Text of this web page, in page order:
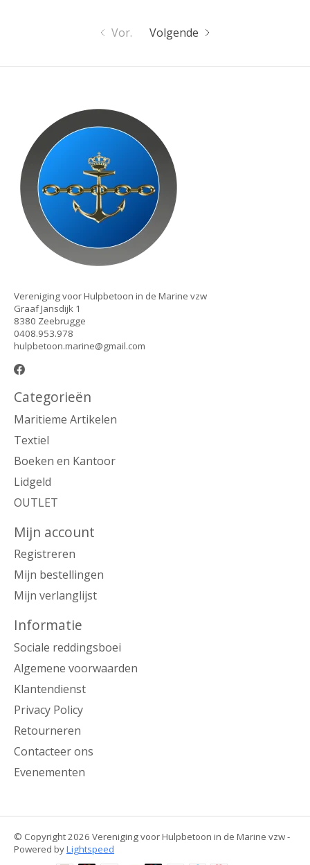
Vor. Volgende
Vereniging voor Hulpbetoon in de Marine vzw
Graaf Jansdijk 1
8380 Zeebrugge
0408.953.978
hulpbetoon.marine@gmail.com
Categorieën
Maritieme Artikelen
Textiel
Boeken en Kantoor
Lidgeld
OUTLET
Mijn account
Registreren
Mijn bestellingen
Mijn verlanglijst
Informatie
Sociale reddingsboei
Algemene voorwaarden
Klantendienst
Privacy Policy
Retourneren
Contacteer ons
Evenementen
© Copyright 2026 Vereniging voor Hulpbetoon in de Marine vzw -
Powered byLightspeed